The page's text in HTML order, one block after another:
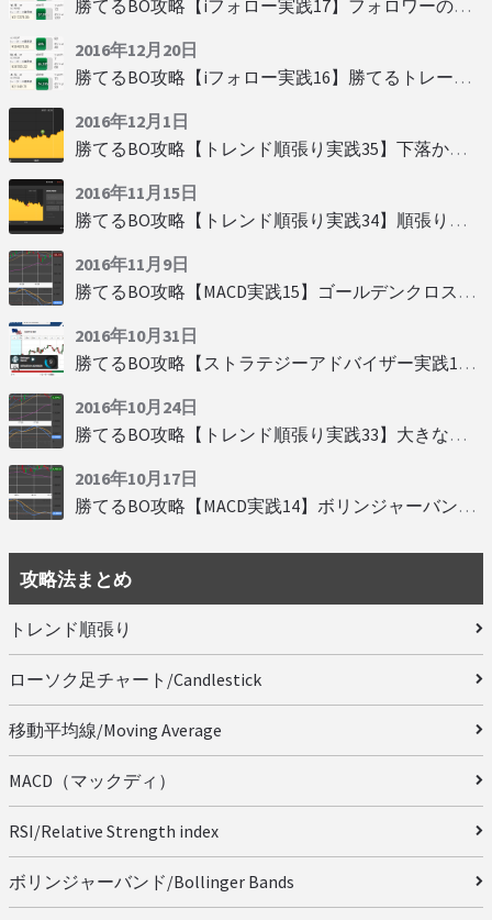
勝てるBO攻略【iフォロー実践17】フォロワーの少ない人をフォローする
2016年12月20日
勝てるBO攻略【iフォロー実践16】勝てるトレーダーを見抜く
2016年12月1日
勝てるBO攻略【トレンド順張り実践35】下落からの反発を見極める
2016年11月15日
勝てるBO攻略【トレンド順張り実践34】順張りに適した変動
2016年11月9日
勝てるBO攻略【MACD実践15】ゴールデンクロスで勝つ
2016年10月31日
勝てるBO攻略【ストラテジーアドバイザー実践19】慌てず自動分析
2016年10月24日
勝てるBO攻略【トレンド順張り実践33】大きな変動にすべり込み
2016年10月17日
勝てるBO攻略【MACD実践14】ボリンジャーバンドとともに相場を読む
攻略法まとめ
トレンド順張り
ローソク足チャート/Candlestick
移動平均線/Moving Average
MACD（マックディ）
RSI/Relative Strength index
ボリンジャーバンド/Bollinger Bands